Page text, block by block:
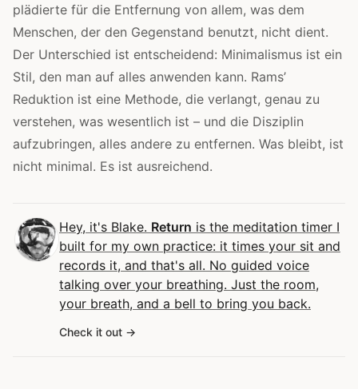
plädierte für die Entfernung von allem, was dem
Menschen, der den Gegenstand benutzt, nicht dient.
Der Unterschied ist entscheidend: Minimalismus ist ein
Stil, den man auf alles anwenden kann. Rams’
Reduktion ist eine Methode, die verlangt, genau zu
verstehen, was wesentlich ist – und die Disziplin
aufzubringen, alles andere zu entfernen. Was bleibt, ist
nicht minimal. Es ist ausreichend.
Hey, it's Blake. Return is the meditation timer I
built for my own practice: it times your sit and
records it, and that's all. No guided voice
talking over your breathing. Just the room,
your breath, and a bell to bring you back.
Check it out